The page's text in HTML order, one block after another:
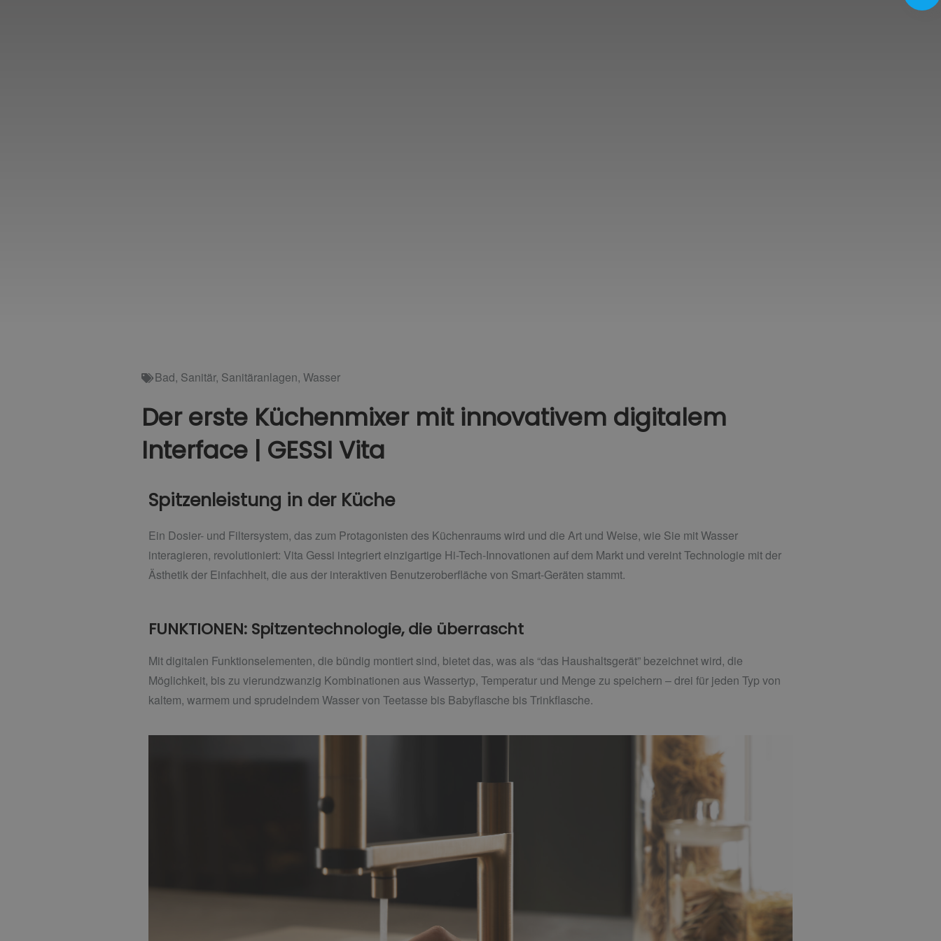
Bad, Sanitär, Sanitäranlagen, Wasser
Der erste Küchenmixer mit innovativem digitalem
Interface | GESSI Vita
Spitzenleistung in der Küche
Ein Dosier- und Filtersystem, das zum Protagonisten des Küchenraums wird und die Art und Weise, wie Sie mit Wasser
interagieren, revolutioniert: Vita Gessi integriert einzigartige Hi-Tech-Innovationen auf dem Markt und vereint Technologie mit der
Ästhetik der Einfachheit, die aus der interaktiven Benutzeroberfläche von Smart-Geräten stammt.
FUNKTIONEN: Spitzentechnologie, die überrascht
Mit digitalen Funktionselementen, die bündig montiert sind, bietet das, was als “das Haushaltsgerät” bezeichnet wird, die
Möglichkeit, bis zu vierundzwanzig Kombinationen aus Wassertyp, Temperatur und Menge zu speichern – drei für jeden Typ von
kaltem, warmem und sprudelndem Wasser von Teetasse bis Babyflasche bis Trinkflasche.